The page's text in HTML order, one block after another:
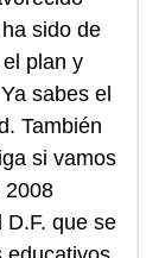
sido de
plan y
sabes el
También
si vamos
2008
D.F. que se